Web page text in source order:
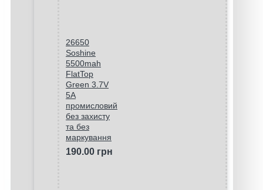
26650
Soshine
5500mah
FlatTop
Green 3.7V
5A
промисловий
без захисту
та без
маркування
190.00 грн